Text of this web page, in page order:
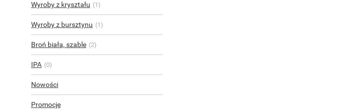
Wyroby z kryształu (1)
Wyroby z bursztynu (1)
Broń biała, szable (2)
IPA (0)
Nowości
Promocje